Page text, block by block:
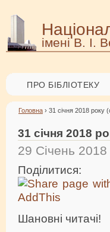
імені В. І.
ПРО БІБЛІОТЕКУ
Головна › 31 січня 2018 року
31 січня 2018
29 Січень 2018
Поділитися:
Шановні читачі!